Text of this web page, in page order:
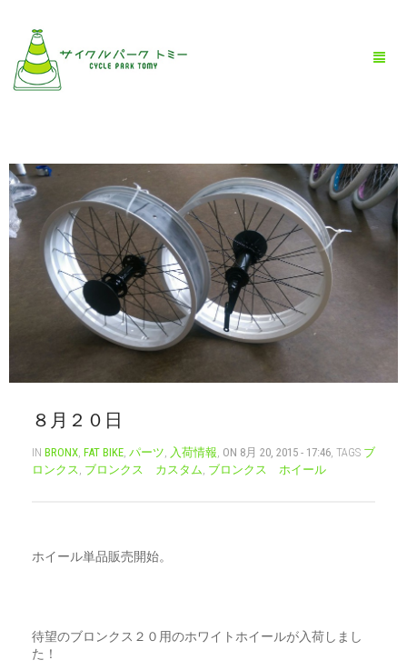
HOME
全商品一覧
店舗情報
お買い物ガイド
CART
マイアカウント（初回登録はこちら）
ウィッシュリスト
８月２０日
IN BRONX FAT BIKE パーツ 入荷情報 ON 8月 20, 2015 - 17:46 , TAGS ブ
ロンクス ブロンクス カスタム ブロンクス ホイール
ホイール単品販売開始。
待望のブロンクス２０用のホワイトホイールが入荷しまし
た！